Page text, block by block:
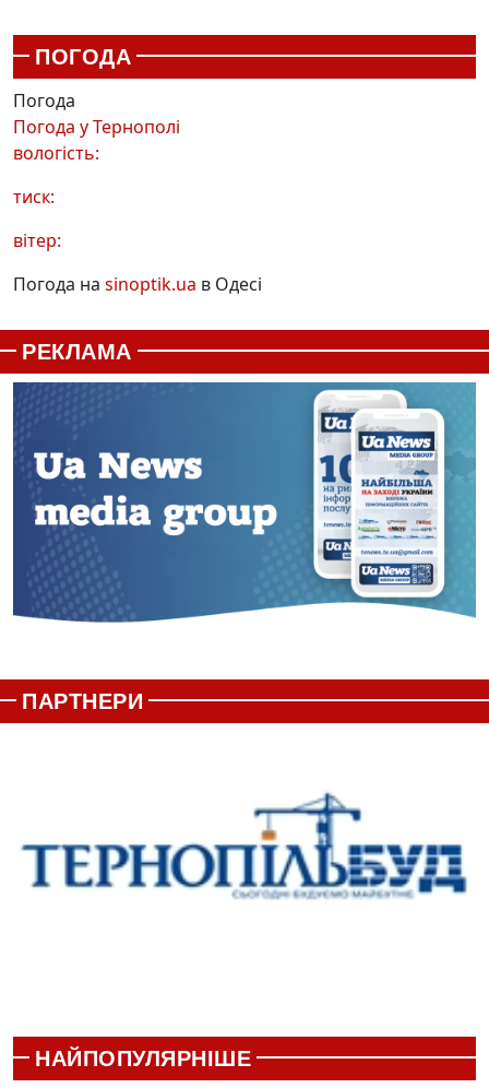
ПОГОДА
Погода
Погода уТернополі
вологість:
тиск:
вітер:
Погода на sinoptik.ua в Одесі
РЕКЛАМА
ПАРТНЕРИ
НАЙПОПУЛЯРНІШЕ